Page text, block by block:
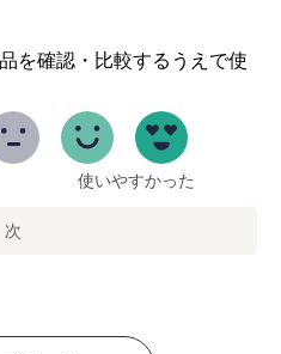
を確認・比較するうえで使
使いやすかった
次